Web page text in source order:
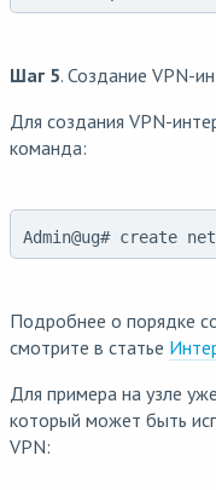
Шаг 5. Создание VPN-
Для создания VPN-
команда:
Admin@ug# create
Подробнее о порядке
смотрите в статье
Для примера на узле
который может быть
VPN: